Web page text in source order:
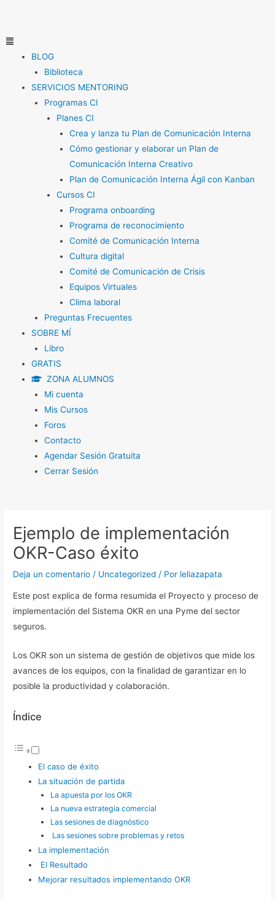
contenido
Menú
BLOG
Biblioteca
SERVICIOS MENTORING
Programas CI
Planes CI
Crea y lanza tu Plan de Comunicación Interna
Cómo gestionar y elaborar un Plan de
Comunicación Interna Creativo
Plan de Comunicación Interna Ágil con Kanban
Cursos CI
Programa onboarding
Programa de reconocimiento
Comité de Comunicación Interna
Cultura digital
Comité de Comunicación de Crisis
Equipos Virtuales
Clima laboral
Preguntas Frecuentes
SOBRE MÍ
Libro
GRATIS
ZONA ALUMNOS
Mi cuenta
Mis Cursos
Foros
Contacto
Agendar Sesión Gratuita
Cerrar Sesión
Ejemplo de implementación
OKR-Caso éxito
Deja un comentario / Uncategorized / Por leliazapata
Este post explica de forma resumida el Proyecto y proceso de
implementación del Sistema OKR en una Pyme del sector
seguros.
Los OKR son un sistema de gestión de objetivos que mide los
avances de los equipos, con la finalidad de garantizar en lo
posible la productividad y colaboración.
Índice
El caso de éxito
La situación de partida
La apuesta por los OKR
La nueva estrategia comercial
Las sesiones de diagnóstico
Las sesiones sobre problemas y retos
La implementación
El Resultado
Mejorar resultados implementando OKR
entradas